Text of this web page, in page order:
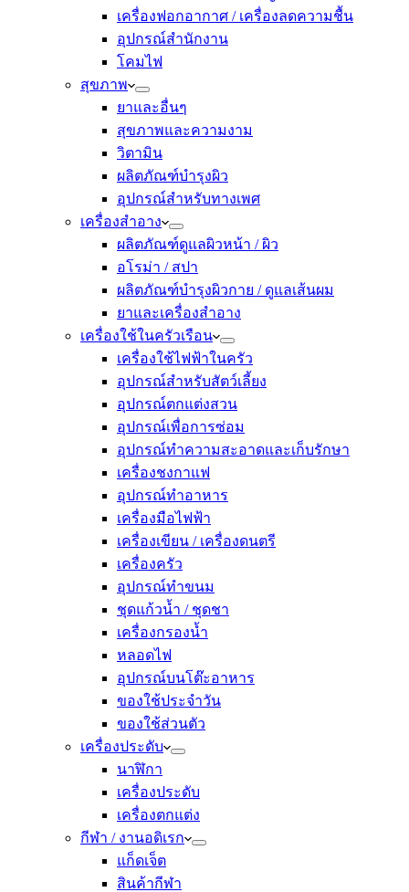
เครื่องฟอกอากาศ / เครื่องลดความชื้น
อุปกรณ์สำนักงาน
โคมไฟ
สุขภาพ
ยาและอื่นๆ
สุขภาพและความงาม
วิตามิน
ผลิตภัณฑ์บำรุงผิว
อุปกรณ์สำหรับทางเพศ
เครื่องสำอาง
ผลิตภัณฑ์ดูแลผิวหน้า / ผิว
อโรม่า / สปา
ผลิตภัณฑ์บำรุงผิวกาย / ดูแลเส้นผม
ยาและเครื่องสำอาง
เครื่องใช้ในครัวเรือน
เครื่องใช้ไฟฟ้าในครัว
อุปกรณ์สำหรับสัตว์เลี้ยง
อุปกรณ์ตกแต่งสวน
อุปกรณ์เพื่อการซ่อม
อุปกรณ์ทำความสะอาดและเก็บรักษา
เครื่องชงกาแฟ
อุปกรณ์ทำอาหาร
เครื่องมือไฟฟ้า
เครื่องเขียน / เครื่องดนตรี
เครื่องครัว
อุปกรณ์ทำขนม
ชุดแก้วน้ำ / ชุดชา
เครื่องกรองน้ำ
หลอดไฟ
อุปกรณ์บนโต๊ะอาหาร
ของใช้ประจำวัน
ของใช้ส่วนตัว
เครื่องประดับ
นาฬิกา
เครื่องประดับ
เครื่องตกแต่ง
กีฬา / งานอดิเรก
แก็ดเจ็ต
สินค้ากีฬา